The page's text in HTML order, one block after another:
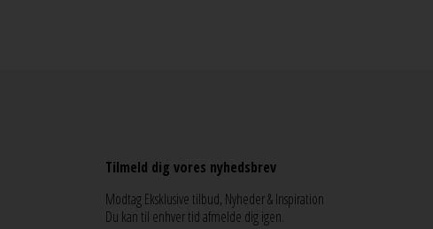
Tilmeld dig vores nyhedsbrev
Modtag Eksklusive tilbud, Nyheder & Inspiration
Du kan til enhver tid afmelde dig igen.